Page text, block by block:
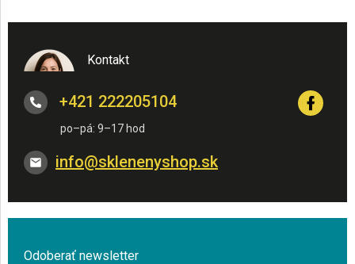
Kontakt
info@sklenenyshop.sk
+421 222205104
Odoberať newsletter